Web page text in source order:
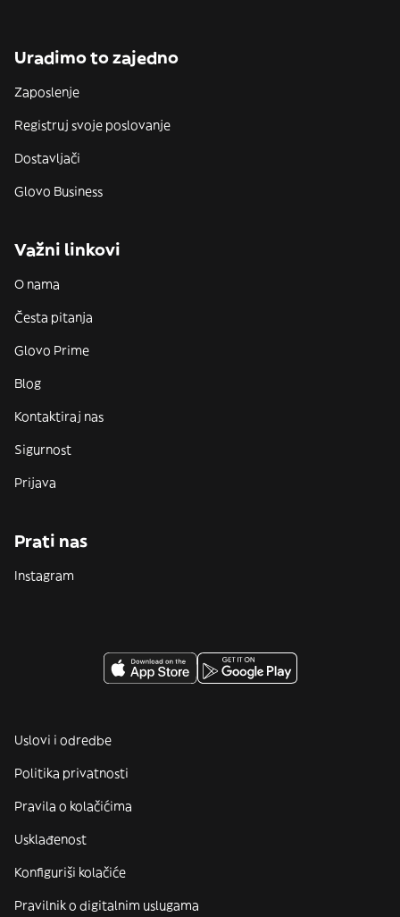
Uradimo to zajedno
Zaposlenje
Registruj svoje poslovanje
Dostavljači
Glovo Business
Važni linkovi
O nama
Česta pitanja
Glovo Prime
Blog
Kontaktiraj nas
Sigurnost
Prijava
Prati nas
Instagram
Uslovi i odredbe
Politika privatnosti
Pravila o kolačićima
Usklađenost
Konfiguriši kolačiće
Pravilnik o digitalnim uslugama